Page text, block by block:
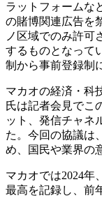
ラットフォームな
の賭博関連広告を
ノ区域でのみ許可
するものとなって
制から事前登録制
マカオの経済・科
氏は記者会見でこ
ット、発信チャネ
た。今回の協議は
め、国民や業界の
マカオでは2024年
最高を記録し、前